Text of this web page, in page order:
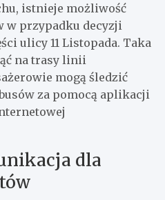
istnieje możliwość
w przypadku decyzji
ulicy 11 Listopada. Taka
na trasy linii
mogą śledzić
za pomocą aplikacji
dla